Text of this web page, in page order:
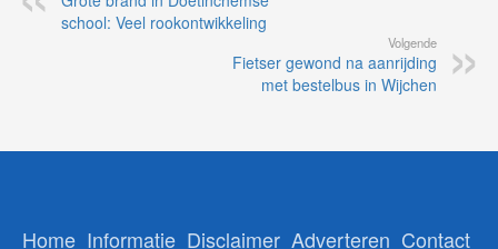
school: Veel rookontwikkeling
Volgende
Fietser gewond na aanrijding
met bestelbus in Wijchen
Home Informatie Disclaimer Adverteren Contact